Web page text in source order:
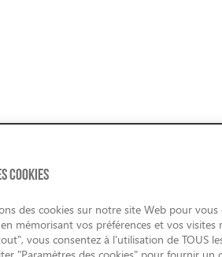
COOKIES
des cookies sur notre site Web pour vous
mémorisant vos préférences et vos visites
vous consentez à l'utilisation de TOUS
"Paramètres des cookies" pour fournir un